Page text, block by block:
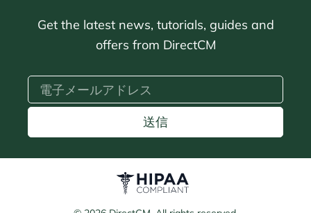
Get the latest news, tutorials, guides and
offers from DirectCM
送信